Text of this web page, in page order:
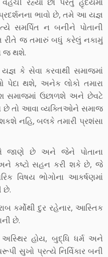
પ્રદર્શનના ભાવો છે, તમે આ યજ્ઞ
સમર્પિત ન બનીને પોતાની
રીતે જ તમારું બધું કરેલું નકામું
જ થશે.
કે સેવા કરવાથી સમાજમાં
પેદા થશે, અનેક લોકો તમારા
સમાજમાં ઉછાળશે અને છેવટે
છે તો આવા વ્યક્તિઓને સમાજ
નહિ, બલકે તમારી પ્રશંસા
જાણે છે અને જેને પોતાના
કષ્ટો સહન કરી શકે છે, જે
વિષય ભોગોના આકર્ષણમાં
છે.
કર્મોથી દુર રહેનાર, આસ્તિક
છે.
હોય, બુદ્ધિ ધર્મ અને
સુખો પ્રત્યે નિર્વિકાર બની